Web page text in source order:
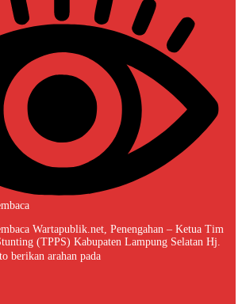
Wartapublik.net, Penengahan – Ketua Tim
(TPPS) Kabupaten Lampung Selatan Hj.
berikan arahan pada